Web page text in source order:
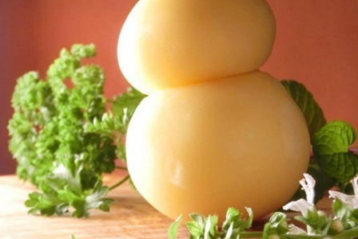
愛飯團FB粉絲團
YouTube
Instagram
聯絡我們